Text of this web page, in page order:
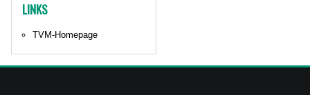
LINKS
TVM-Homepage